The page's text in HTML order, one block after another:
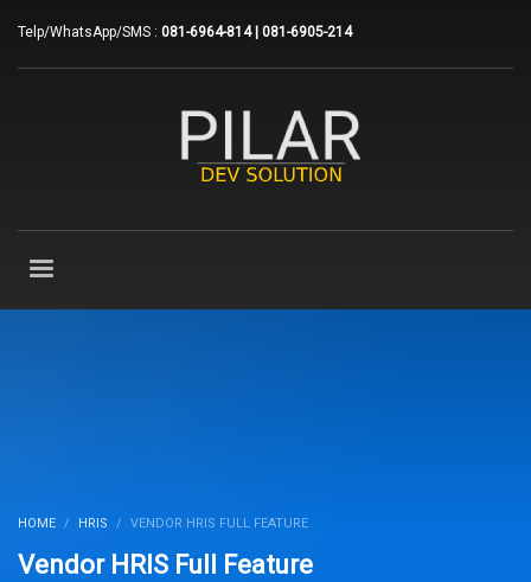
Telp/WhatsApp/SMS : 081-6964-814 | 081-6905-214
HOME HRIS VENDOR HRIS FULL FEATURE
Vendor HRIS Full Feature